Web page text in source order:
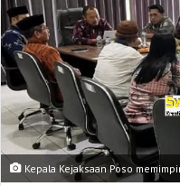
Kepala Kejaksaan Poso